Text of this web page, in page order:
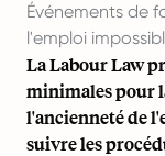
Événements de
l'emploi
La Labour Law
minimales pour
l'ancienneté de
suivre les